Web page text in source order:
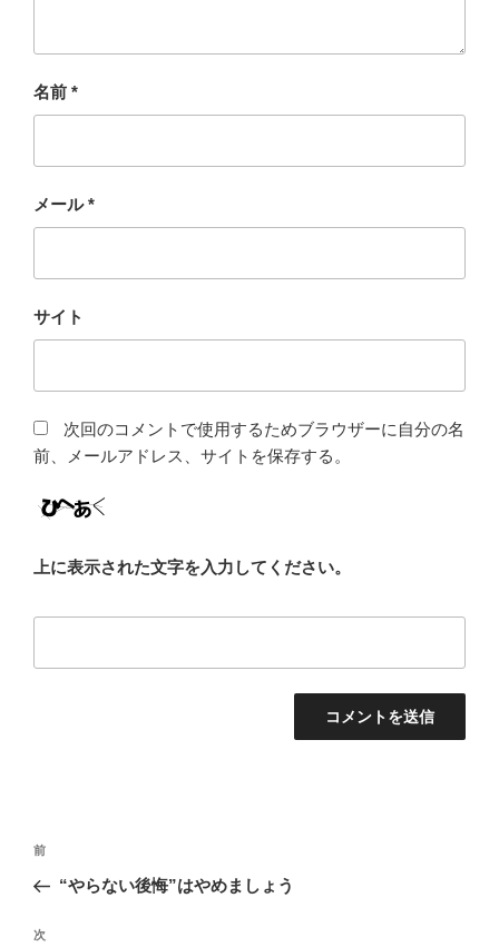
名前 *
メール*
サイト
次回のコメントで使用するためブラウザーに自分の名
前、メールアドレス、サイトを保存する。
上に表示された文字を入力してください。
投
ナ
ビ
前
の
稿
前
“やらない後悔”はやめましょう
次
次